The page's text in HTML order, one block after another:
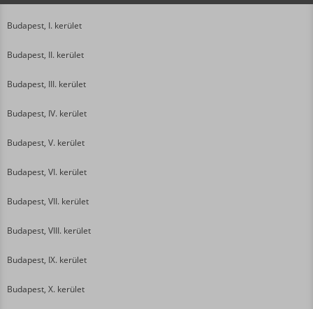
Budapest, I. kerület
Budapest, II. kerület
Budapest, III. kerület
Budapest, IV. kerület
Budapest, V. kerület
Budapest, VI. kerület
Budapest, VII. kerület
Budapest, VIII. kerület
Budapest, IX. kerület
Budapest, X. kerület